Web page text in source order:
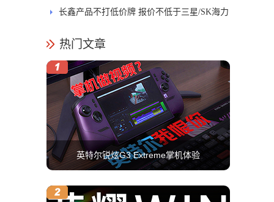
长鑫产品不打低价牌 报价不低于三星/SK海力
热门文章
英特尔锐炫G3 Extreme掌机体验